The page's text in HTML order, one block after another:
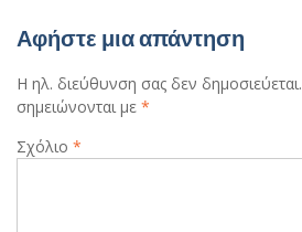
Αφήστε μια απάντηση
Η ηλ. διεύθυνση σας δεν δημοσιεύεται.
σημειώνονται με *
Σχόλιο *